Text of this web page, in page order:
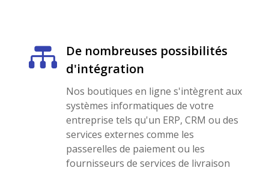

De nombreuses possibilités
d'intégration
Nos boutiques en ligne s'intègrent aux
systèmes informatiques de votre
entreprise tels qu'un ERP, CRM ou des
services externes comme les
passerelles de paiement ou les
fournisseurs de services de livraison